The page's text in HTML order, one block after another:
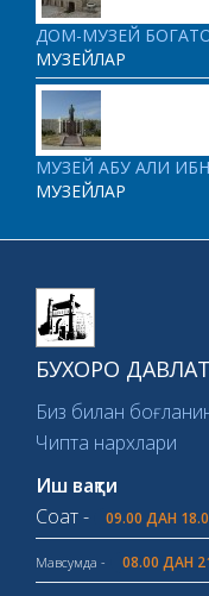
ДОМ-МУЗЕЙ
МУЗЕЙЛАР
МУЗЕЙ АБУ АЛИ
МУЗЕЙЛАР
БУХОРО
Биз билан
Чипта нархлари
Иш вақти
Соат -
09.00 ДАН
Мавсумда - 08.00 ДАН